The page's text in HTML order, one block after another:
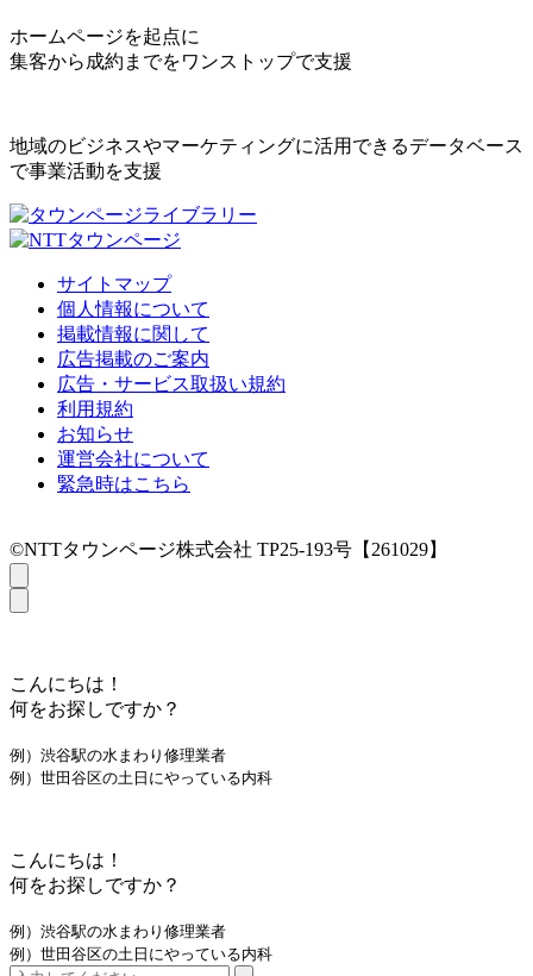
ホームページを起点に
集客から成約までをワンストップで支援
地域のビジネスやマーケティングに活用できるデータベース
で事業活動を支援
サイトマップ
個人情報について
掲載情報に関して
広告掲載のご案内
広告・サービス取扱い規約
利用規約
お知らせ
運営会社について
緊急時はこちら
©NTTタウンページ株式会社 TP25-193号【261029】
こんにちは！
何をお探しですか？
例）渋谷駅の水まわり修理業者
例）世田谷区の土日にやっている内科
こんにちは！
何をお探しですか？
例）渋谷駅の水まわり修理業者
例）世田谷区の土日にやっている内科